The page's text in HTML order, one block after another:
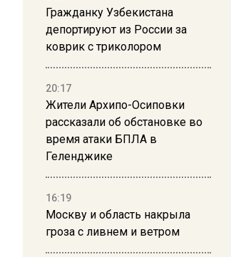
Гражданку Узбекистана
депортируют из России за
коврик с триколором
20:17
Жители Архипо-Осиповки
рассказали об обстановке во
время атаки БПЛА в
Геленджике
16:19
Москву и область накрыла
гроза с ливнем и ветром